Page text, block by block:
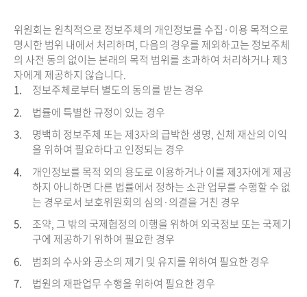
위원회는 원칙적으로 정보주체의 개인정보를 수집·이용 목적으로
명시한 범위 내에서 처리하며, 다음의 경우를 제외하고는 정보주체
의 사전 동의 없이는 본래의 목적 범위를 초과하여 처리하거나 제3
자에게 제공하지 않습니다.
1.
정보주체로부터 별도의 동의를 받는 경우
2.
법률에 특별한 규정이 있는 경우
3.
명백히 정보주체 또는 제3자의 급박한 생명, 신체 재산의 이익
을 위하여 필요하다고 인정되는 경우
4.
개인정보를 목적 외의 용도로 이용하거나 이를 제3자에게 제공
하지 아니하면 다른 법률에서 정하는 소관 업무를 수행할 수 없
는 경우로서 보호위원회의 심의·의결을 거친 경우
5.
조약, 그 밖의 국제협정의 이행을 위하여 외국정보 또는 국제기
구에 제공하기 위하여 필요한 경우
6.
범죄의 수사와 공소의 제기 및 유지를 위하여 필요한 경우
7.
법원의 재판업무 수행을 위하여 필요한 경우